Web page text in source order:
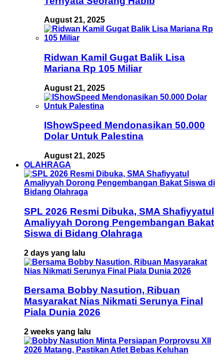
August 21, 2025
Ridwan Kamil Gugat Balik Lisa
Mariana Rp 105 Miliar
August 21, 2025
IShowSpeed Mendonasikan 50.000
Dolar Untuk Palestina
August 21, 2025
OLAHRAGA
SPL 2026 Resmi Dibuka, SMA Shafiyyatul
Amaliyyah Dorong Pengembangan Bakat
Siswa di Bidang Olahraga
2 days yang lalu
Bersama Bobby Nasution, Ribuan
Masyarakat Nias Nikmati Serunya Final
Piala Dunia 2026
2 weeks yang lalu